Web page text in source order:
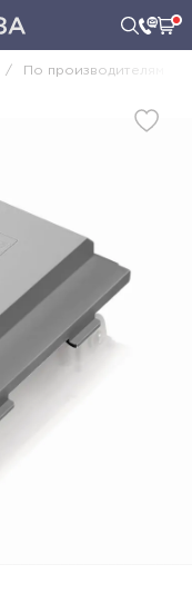
/ По производителям